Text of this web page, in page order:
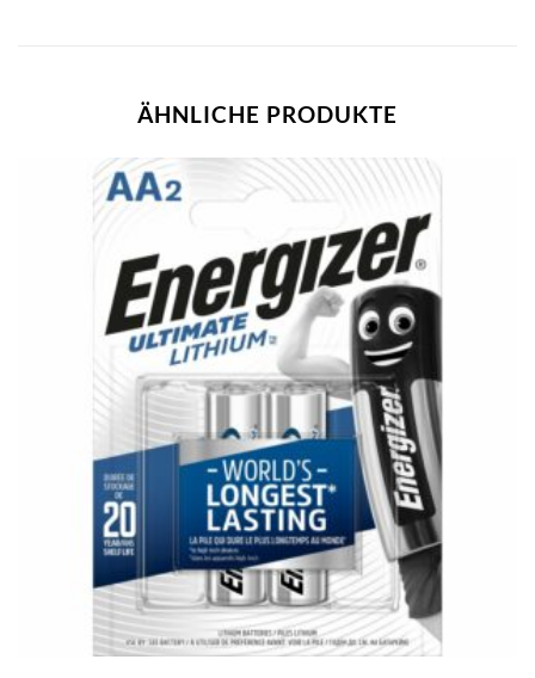
ÄHNLICHE PRODUKTE